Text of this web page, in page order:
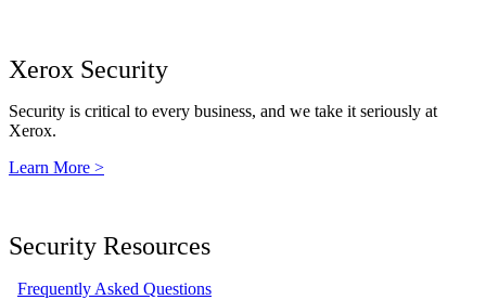
Xerox Security
Security is critical to every business, and we take it seriously at
Xerox.
Learn More >
Security Resources
Frequently Asked Questions